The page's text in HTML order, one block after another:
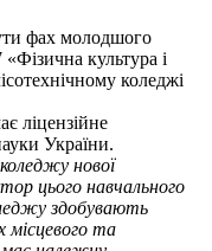
фах молодшого
культура і
коледжі
ліцензійне
України.
нової
цього навчального
здобувають
місцевого та